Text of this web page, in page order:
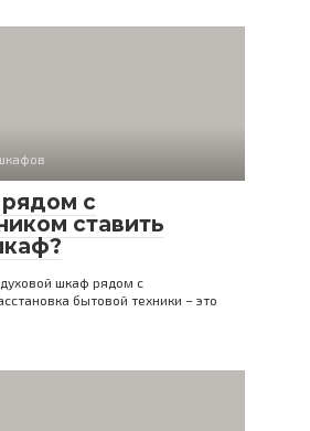
с
ставить
шкаф рядом с
бытовой техники – это